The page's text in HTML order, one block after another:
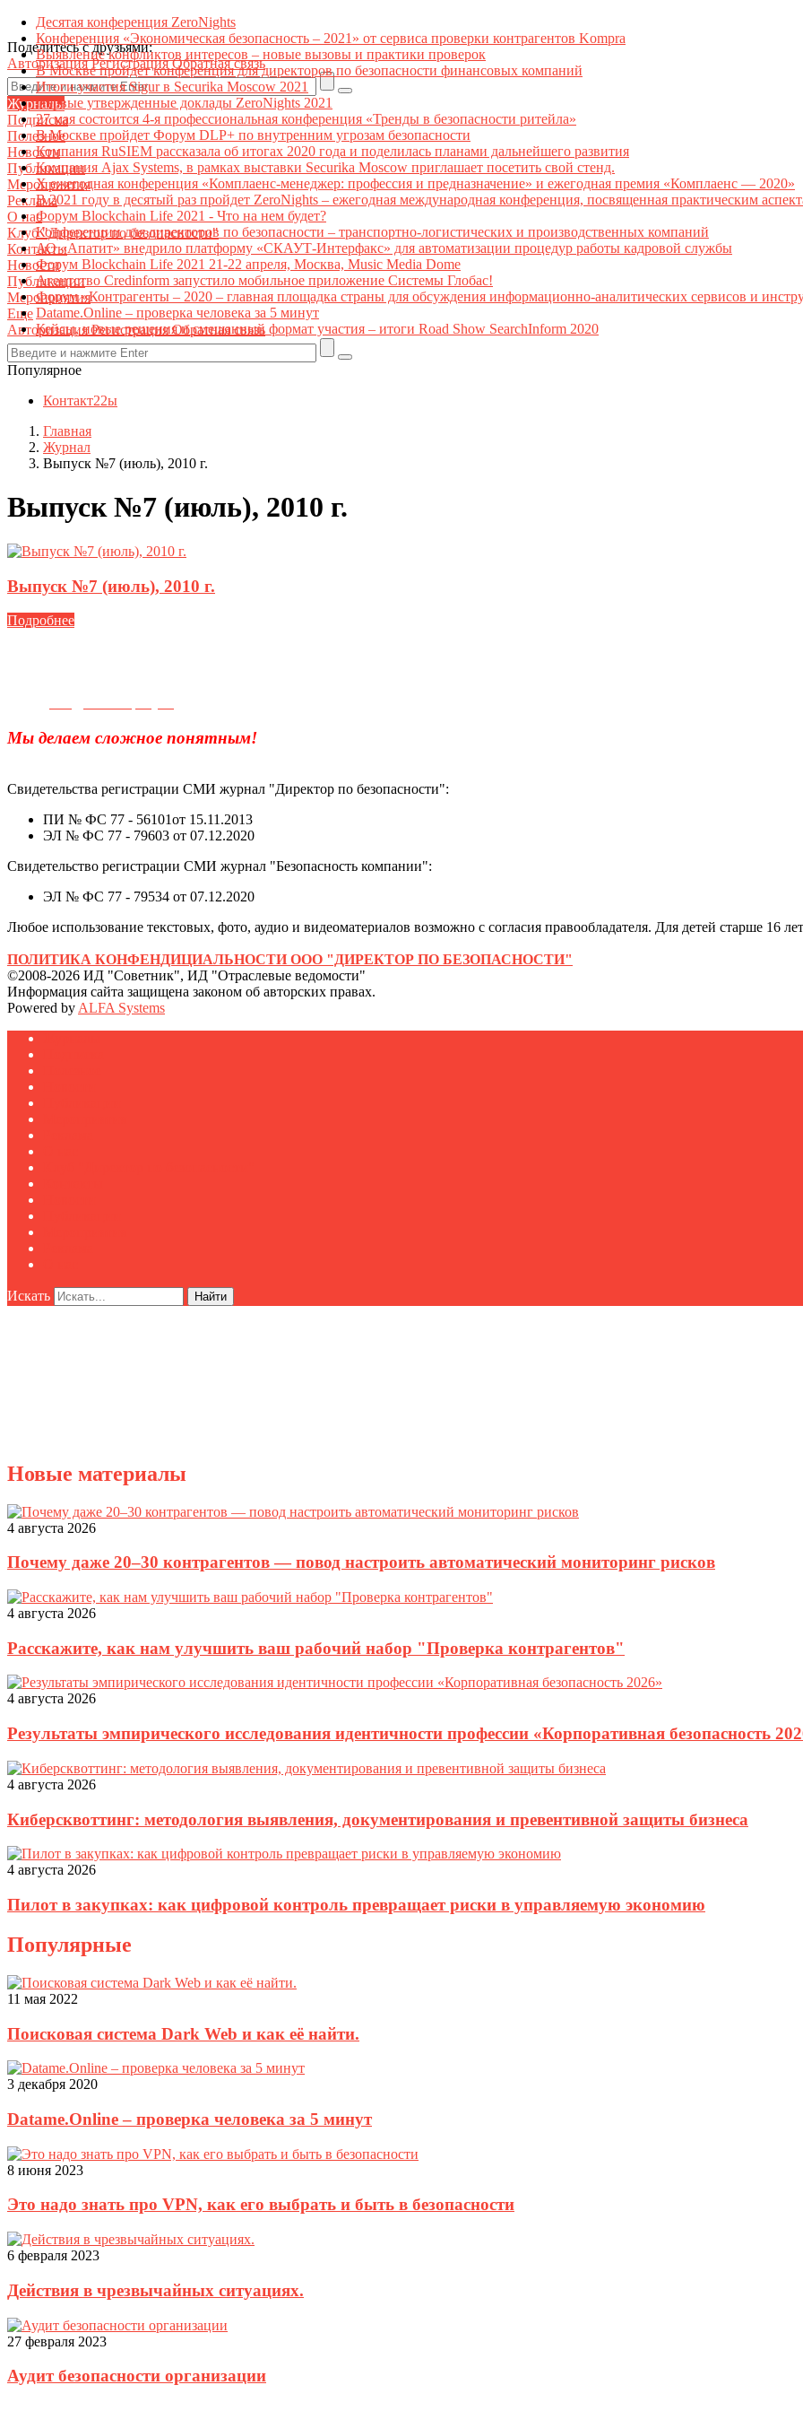
Поделитесь с друзьями:
АвторизацияРегистрацияОбратная связь
Журналы
Подписка
Полезное
Новости
Публикации
Мероприятия
Реклама
О нас
Клуб "Директор по безопасности"
Контакты
Новости
Публикации
Мероприятия
Еще
АвторизацияРегистрацияОбратная связь
Популярное
Десятая конференция ZeroNights
Конференция «Экономическая безопасность – 2021» от сервиса проверки контрагентов Kompra
Выявление конфликтов интересов – новые вызовы и практики проверок
В Москве пройдет конференция для директоров по безопасности финансовых компаний
Итоги участия Sigur в Securika Moscow 2021
Первые утвержденные доклады ZeroNights 2021
27 мая состоится 4-я профессиональная конференция «Тренды в безопасности ритейла»
В Москве пройдет Форум DLP+ по внутренним угрозам безопасности
Компания RuSIEM рассказала об итогах 2020 года и поделилась планами дальнейшего развития
Компания Ajax Systems, в рамках выставки Securika Moscow приглашает посетить свой стенд.
X ежегодная конференция «Комплаенс-менеджер: профессия и предназначение» и ежегодная премия «Комплаенс — 2020»
В 2021 году в десятый раз пройдет ZeroNights – ежегодная международная конференция, посвященная практическим
Форум Blockchain Life 2021 - Что на нем будет?
Конференции для директоров по безопасности – транспортно-логистических и производственных компаний
АО «Апатит» внедрило платформу «СКАУТ-Интерфакс» для автоматизации процедур работы кадровой службы
Форум Blockchain Life 2021 21-22 апреля, Москва, Music Media Dome
Агентство Credinform запустило мобильное приложение Системы Глобас!
Форум «Контрагенты – 2020 – главная площадка страны для обсуждения информационно-аналитических сервисов и
Datame.Online – проверка человека за 5 минут
Кейсы, новые решения и смешанный формат участия – итоги Road Show SearchInform 2020
Контакт22ы
Главная
Журнал
Выпуск №7 (июль), 2010 г.
Выпуск №7 (июль), 2010 г.
Выпуск №7 (июль), 2010 г.
Подробнее
Мы делаем сложное понятным!
Свидетельства регистрации СМИ журнал "Директор по безопасности":
ПИ № ФС 77 - 56101от 15.11.2013
ЭЛ № ФС 77 - 79603 от 07.12.2020
Свидетельство регистрации СМИ журнал "Безопасность компании":
ЭЛ № ФС 77 - 79534 от 07.12.2020
Любое использование текстовых, фото, аудио и видеоматериалов возможно с согласия правообладателя. Для детей старше 16
ПОЛИТИКА КОНФЕНДИЦИАЛЬНОСТИ ООО "ДИРЕКТОР ПО БЕЗОПАСНОСТИ"
©2008-2026 ИД "Советник", ИД "Отраслевые ведомости"
Информация сайта защищена законом об авторских правах.
Powered by ALFA Systems
Искать Найти
Новые материалы
4 августа 2026
Почему даже 20–30 контрагентов — повод настроить автоматический мониторинг рисков
4 августа 2026
Расскажите, как нам улучшить ваш рабочий набор "Проверка контрагентов"
4 августа 2026
Результаты эмпирического исследования идентичности профессии «Корпоративная безопасность
4 августа 2026
Киберсквоттинг: методология выявления, документирования и превентивной защиты бизнеса
4 августа 2026
Пилот в закупках: как цифровой контроль превращает риски в управляемую экономию
Популярные
11 мая 2022
Поисковая система Dark Web и как её найти.
3 декабря 2020
Datame.Online – проверка человека за 5 минут
8 июня 2023
Это надо знать про VPN, как его выбрать и быть в безопасности
6 февраля 2023
Действия в чрезвычайных ситуациях.
27 февраля 2023
Аудит безопасности организации